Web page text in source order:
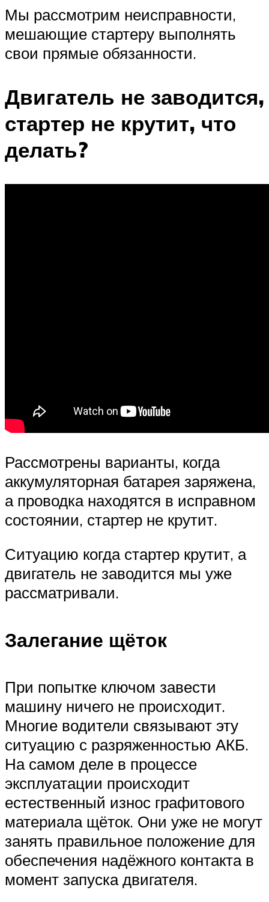
Мы рассмотрим неисправности,
мешающие стартеру выполнять
свои прямые обязанности.
Двигатель не заводится,
стартер не крутит, что
делать?
Рассмотрены варианты, когда
аккумуляторная батарея заряжена,
а проводка находятся в исправном
состоянии, стартер не крутит.
Ситуацию когда стартер крутит, а
двигатель не заводится мы уже
рассматривали.
Залегание щёток
При попытке ключом завести
машину ничего не происходит.
Многие водители связывают эту
ситуацию с разряженностью АКБ.
На самом деле в процессе
эксплуатации происходит
естественный износ графитового
материала щёток. Они уже не могут
занять правильное положение для
обеспечения надёжного контакта в
момент запуска двигателя.